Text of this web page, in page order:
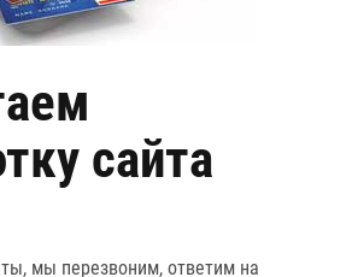
сайта
мы перезвоним, ответим на